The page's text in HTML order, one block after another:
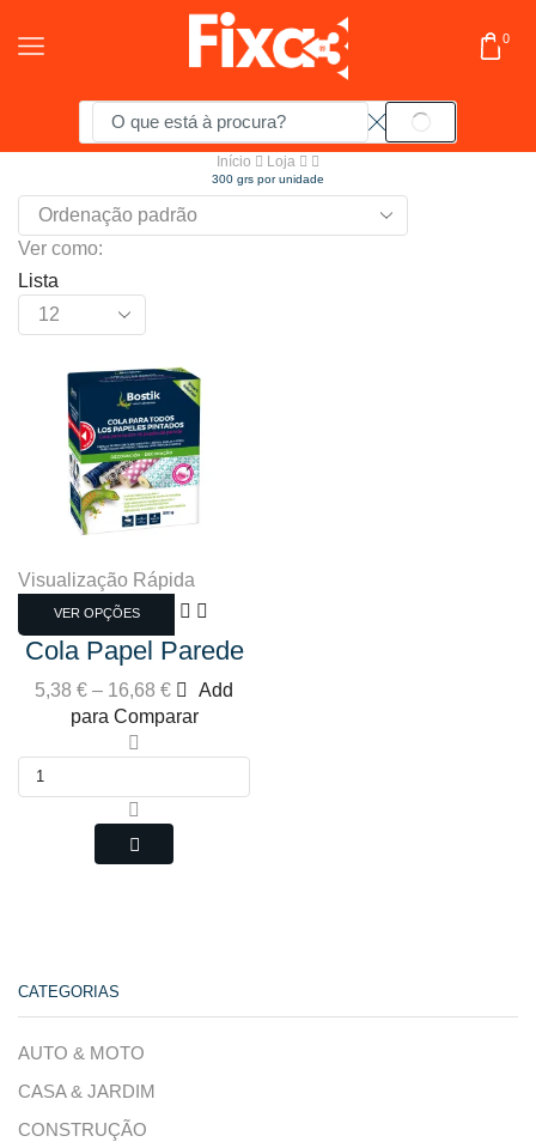
0
Início Loja
300 grs por unidade
Ver como:
Lista
Visualização Rápida
VER OPÇÕES
Cola Papel Parede
5,38 € – 16,68 €
Add
para Comparar
CATEGORIAS
AUTO & MOTO
CASA & JARDIM
CONSTRUÇÃO